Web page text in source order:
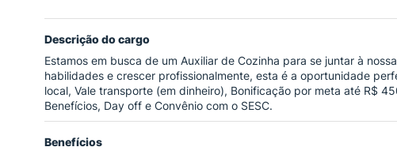
Descrição do cargo
Estamos em busca de um Auxiliar de Cozinha para se juntar à
habilidades e crescer profissionalmente, esta é a oportunidade
local, Vale transporte (em dinheiro), Bonificação por meta até R$
Benefícios, Day off e Convênio com o SESC.
Benefícios